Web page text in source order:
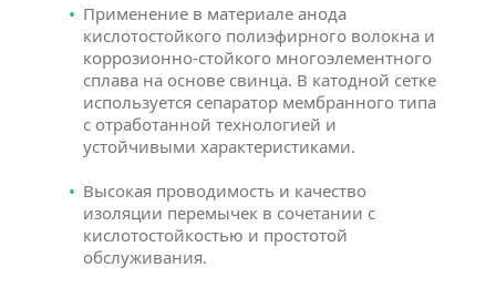
Применение в материале анода
кислотостойкого полиэфирного волокна и
коррозионно-стойкого многоэлементного
сплава на основе свинца. В катодной сетке
используется сепаратор мембранного типа
с отработанной технологией и
устойчивыми характеристиками.
Высокая проводимость и качество
изоляции перемычек в сочетании с
кислотостойкостью и простотой
обслуживания.